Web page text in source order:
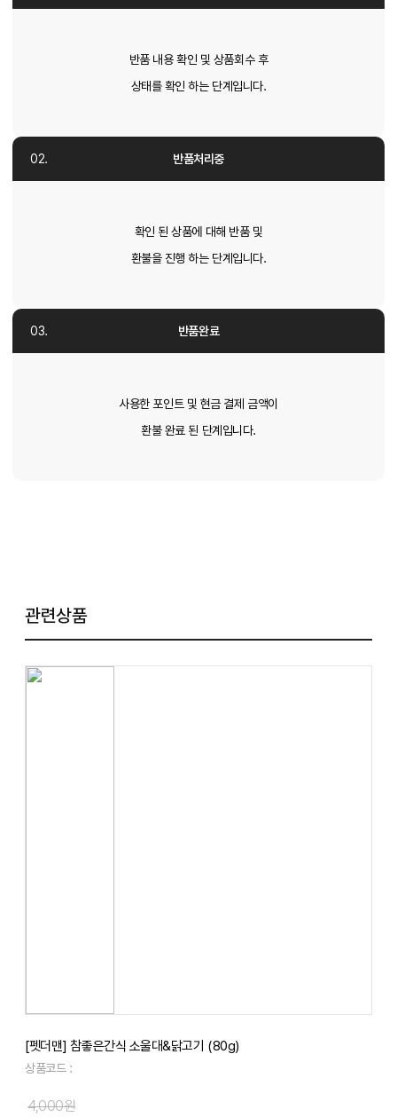
반품 내용 확인 및 상품회수 후
상태를 확인 하는 단계입니다.
반품처리중
확인 된 상품에 대해 반품 및
환불을 진행 하는 단계입니다.
반품완료
사용한 포인트 및 현금 결제 금액이
환불 완료 된 단계입니다.
관련상품
[펫더맨] 참좋은간식 소울대&닭고기 (80g)
상품코드 :
4,000원